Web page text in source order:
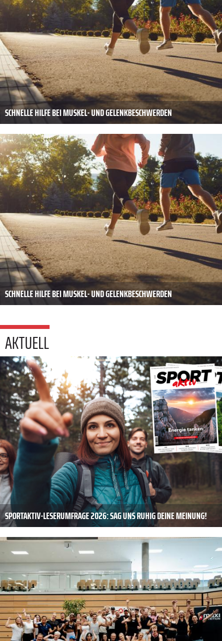
SCHNELLE HILFE BEI MUSKEL- UND GELENKBESCHWERDEN
SCHNELLE HILFE BEI MUSKEL- UND GELENKBESCHWERDEN
AKTUELL
SPORTAKTIV-LESERUMFRAGE 2026: SAG UNS RUHIG DEINE MEINUNG!